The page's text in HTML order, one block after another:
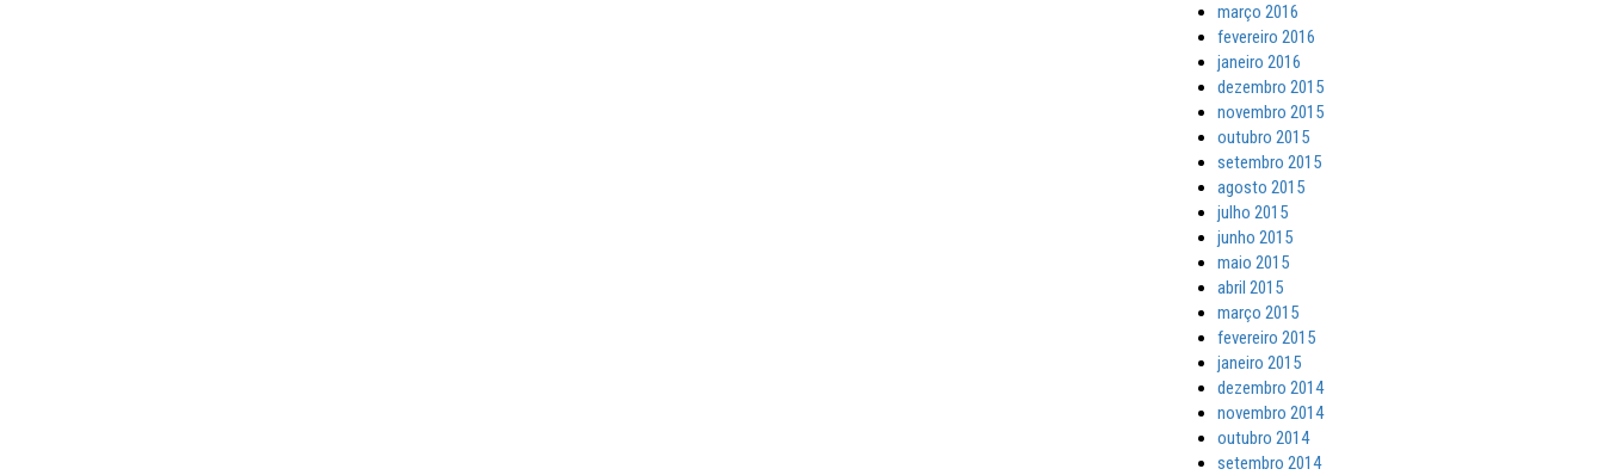
março 2016
fevereiro 2016
janeiro 2016
dezembro 2015
novembro 2015
outubro 2015
setembro 2015
agosto 2015
julho 2015
junho 2015
maio 2015
abril 2015
março 2015
fevereiro 2015
janeiro 2015
dezembro 2014
novembro 2014
outubro 2014
setembro 2014